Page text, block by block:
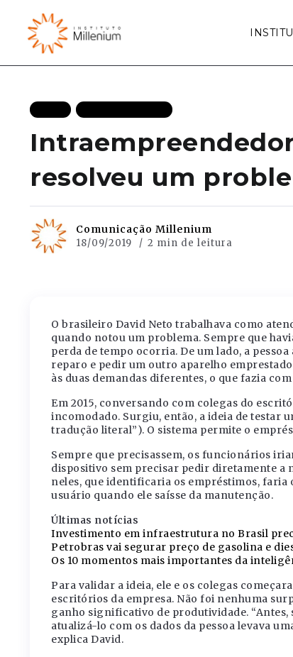
resolveu um
Comunicação Millenium
18/09/2019 2 min de leitura
O brasileiro David Neto trabalhava como
quando notou um problema. Sempre que
perda de tempo ocorria. De um lado, a
reparo e pedir um outro aparelho
às duas demandas diferentes, o que fazia
Em 2015, conversando com colegas do
incomodado. Surgiu, então, a ideia de testar
tradução literal”). O sistema permite o
Sempre que precisassem, os funcionários
dispositivo sem precisar pedir diretamente a
neles, que identificaria os empréstimos,
usuário quando ele saísse da manutenção.
Últimas notícias
Investimento em infraestrutura no Brasil
Petrobras vai segurar preço de gasolina e
Os 10 momentos mais importantes da
Para validar a ideia, ele e os colegas
escritórios da empresa. Não foi nenhuma
ganho significativo de produtividade.
atualizá-lo com os dados da pessoa levava
explica David.